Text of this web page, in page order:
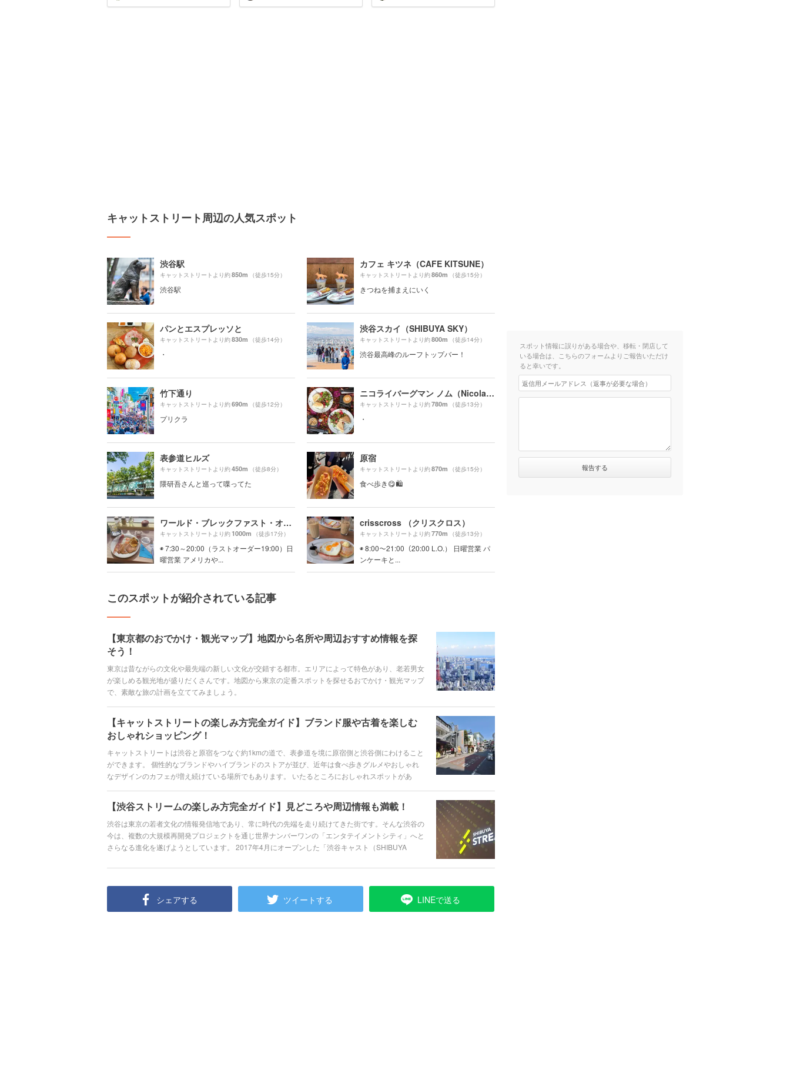
キャットストリート周辺の人気スポット
渋谷駅
キャットストリートより約850m （徒歩15分）
渋谷駅
カフェ キツネ（CAFE KITSUNE）
キャットストリートより約860m （徒歩15分）
きつねを捕まえにいく
パンとエスプレッソと
キャットストリートより約830m （徒歩14分）
・
渋谷スカイ（SHIBUYA SKY）
キャットストリートより約800m （徒歩14分）
渋谷最高峰のルーフトップバー！
竹下通り
キャットストリートより約690m （徒歩12分）
プリクラ
ニコライバーグマン ノム（Nicolai Bergmann NOMU ）
キャットストリートより約780m （徒歩13分）
・
表参道ヒルズ
キャットストリートより約450m （徒歩8分）
隈研吾さんと巡って喋ってた
原宿
キャットストリートより約870m （徒歩15分）
食べ歩き😋🛍
ワールド・ブレックファスト・オールデイ（WORLD BREAKFAST ALLDAY）
キャットストリートより約1000m （徒歩17分）
◉ 7:30～20:00（ラストオーダー19:00）日
曜営業 アメリカや...
crisscross （クリスクロス）
キャットストリートより約770m （徒歩13分）
◉ 8:00〜21:00（20:00 L.O.） 日曜営業 パ
ンケーキと...
このスポットが紹介されている記事
【東京都のおでかけ・観光マップ】地図から名所や周辺おすすめ情報を探
そう！
東京は昔ながらの文化や最先端の新しい文化が交錯する都市。エリアによって特色があり、老若男女
が楽しめる観光地が盛りだくさんです。地図から東京の定番スポットを探せるおでかけ・観光マップ
で、素敵な旅の計画を立ててみましょう。
【キャットストリートの楽しみ方完全ガイド】ブランド服や古着を楽しむ
おしゃれショッピング！
キャットストリートは渋谷と原宿をつなぐ約1kmの道で、表参道を境に原宿側と渋谷側にわけること
ができます。 個性的なブランドやハイブランドのストアが並び、近年は食べ歩きグルメやおしゃれ
なデザインのカフェが増え続けている場所でもあります。 いたるところにおしゃれスポットがあ
有名になっています。 今回は、そんなキャットストリートを楽しむための情報をたっぷり紹介して
いきます。
【渋谷ストリームの楽しみ方完全ガイド】見どころや周辺情報も満載！
渋谷は東京の若者文化の情報発信地であり、常に時代の先端を走り続けてきた街です。そんな渋谷の
今は、複数の大規模再開発プロジェクトを通じ世界ナンバーワンの「エンタテイメントシティ」へと
さらなる進化を遂げようとしています。 2017年4月にオープンした「渋谷キャスト（SHIBUYA
ブリッジ（SHIBUYA BRIDGE）」。エンタテイメントシティSHIBUYAへの架け橋となる聖地が次々
の見どころを紹介していきます。
シェアする ツイートする LINEで送る
スポット情報に誤りがある場合や、移転・閉店して
いる場合は、こちらのフォームよりご報告いただけ
ると幸いです。